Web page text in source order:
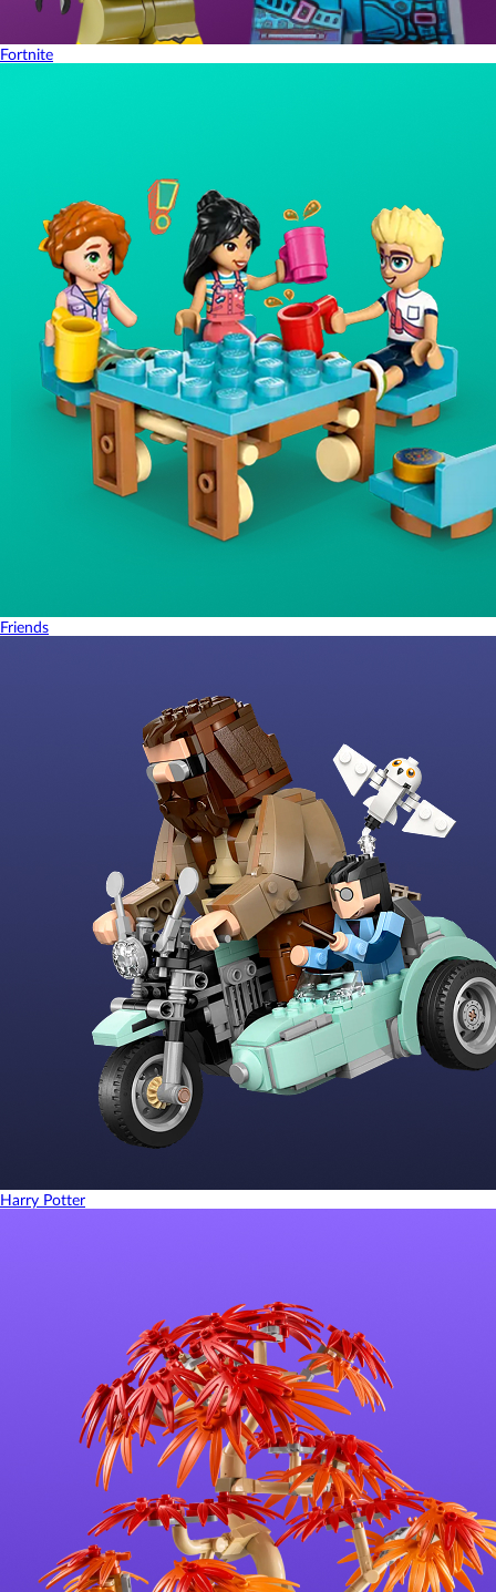
Fortnite
Friends
Harry Potter